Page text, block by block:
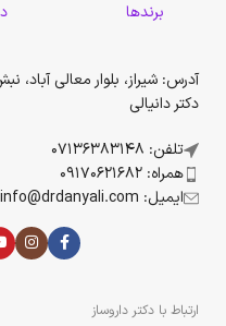
برندها
آدرس: شیراز، بلوار معالی آباد،
دکتر دانیالی
تلفن: 07136383148
همراه: 09170621682
ایمیل: info@drdanyali.com
ارتباط با دکتر داروساز